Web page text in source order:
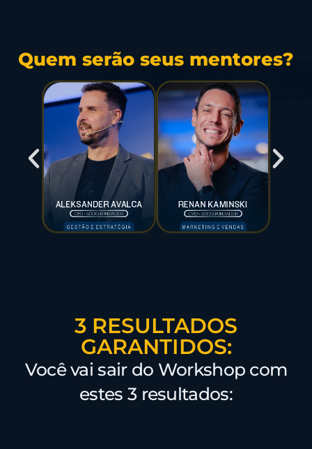
Quem serão seus mentores?
3 RESULTADOS
GARANTIDOS:
Você vai sair do Workshop com
estes 3 resultados: